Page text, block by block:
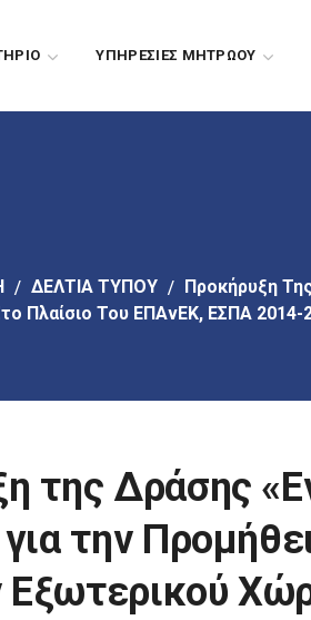
ΥΠΗΡΕΣΙΕΣ ΜΗΤΡΩΟΥ
ΔΕΛΤΙΑ ΤΥΠΟΥ
Προκήρυξη
Πλαίσιο Του ΕΠΑνΕΚ, ΕΣΠΑ 2014-
της Δράσης
την